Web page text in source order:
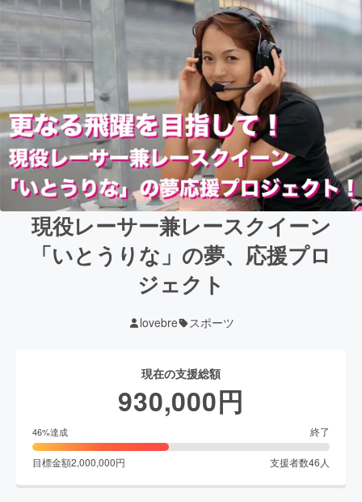
現役レーサー兼レースクイーン
「いとうりな」の夢、応援プロ
ジェクト
lovebre スポーツ
現在の支援総額
930,000円
46%達成 終了
目標金額2,000,000円 支援者数46 人